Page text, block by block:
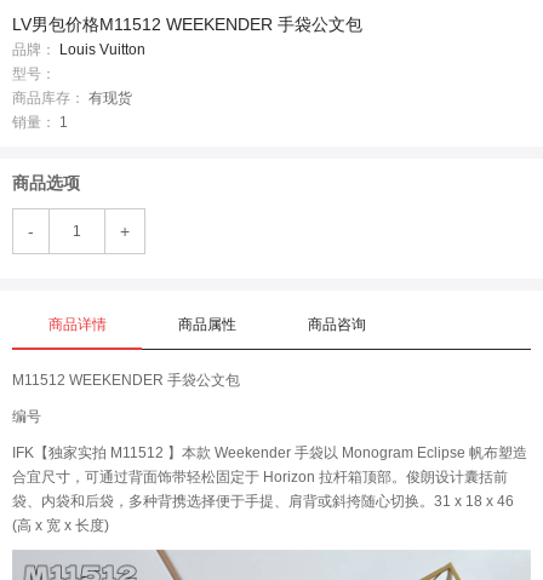
LV男包价格M11512 WEEKENDER 手袋公文包
品牌：
Louis Vuitton
型号：
商品库存： 有现货
销量：
1
商品选项
- +
商品详情 商品属性 商品咨询
M11512 WEEKENDER 手袋公文包
编号
IFK【独家实拍 M11512 】本款 Weekender 手袋以 Monogram Eclipse 帆布塑造
合宜尺寸，可通过背面饰带轻松固定于 Horizon 拉杆箱顶部。俊朗设计囊括前
袋、内袋和后袋，多种背携选择便于手提、肩背或斜挎随心切换。31 x 18 x 46
(高 x 宽 x 长度)